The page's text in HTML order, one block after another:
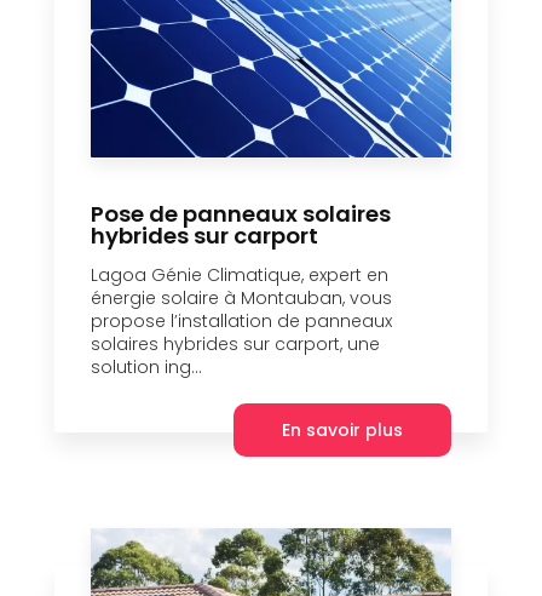
Pose de panneaux solaires
hybrides sur carport
Lagoa Génie Climatique, expert en
énergie solaire à Montauban, vous
propose l’installation de panneaux
solaires hybrides sur carport, une
solution ing...
En savoir plus